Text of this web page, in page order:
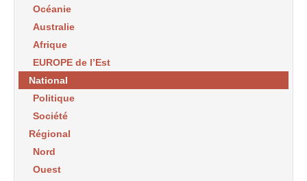
Océanie
Australie
Afrique
EUROPE de l’Est
National
Politique
Société
Régional
Nord
Ouest